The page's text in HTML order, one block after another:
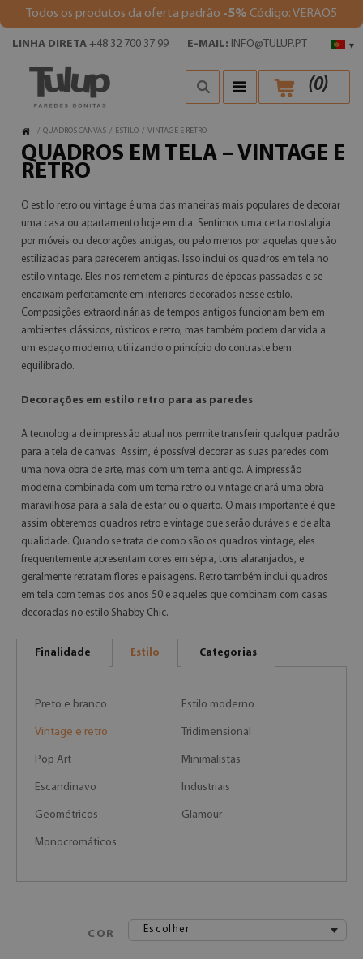
Todos os produtos da oferta padrão -5% Código: VERAO5
▾
LINHA DIRETA +48 32 700 37 99 E-MAIL: INFO@TULUP.PT
(0)
/ QUADROS CANVAS / ESTILO / VINTAGE E RETRO
QUADROS EM TELA – VINTAGE E
RETRO
O estilo retro ou vintage é uma das maneiras mais populares de decorar
uma casa ou apartamento hoje em dia. Sentimos uma certa nostalgia
por móveis ou decorações antigas, ou pelo menos por aquelas que são
estilizadas para parecerem antigas. Isso inclui os quadros em tela no
estilo vintage. Eles nos remetem a pinturas de épocas passadas e se
encaixam perfeitamente em interiores decorados nesse estilo.
Composições extraordinárias de tempos antigos funcionam bem em
ambientes clássicos, rústicos e retro, mas também podem dar vida a
um espaço moderno, utilizando o princípio do contraste bem
equilibrado.
Decorações em estilo retro para as paredes
A tecnologia de impressão atual nos permite transferir qualquer padrão
para a tela de canvas. Assim, é possível decorar as suas paredes com
uma nova obra de arte, mas com um tema antigo. A impressão
moderna combinada com um tema retro ou vintage criará uma obra
maravilhosa para a sala de estar ou o quarto. O mais importante é que
assim obteremos quadros retro e vintage que serão duráveis e de alta
qualidade. Quando se trata de como são os quadros vintage, eles
frequentemente apresentam cores em sépia, tons alaranjados, e
geralmente retratam flores e paisagens. Retro também inclui quadros
em tela com temas dos anos 50 e aqueles que combinam com casas
decoradas no estilo Shabby Chic.
Finalidade Estilo Categorias
Preto e branco Estilo moderno
Vintage e retro Tridimensional
Pop Art Minimalistas
Escandinavo Industriais
Geométricos Glamour
Monocromáticos
COR Escolher